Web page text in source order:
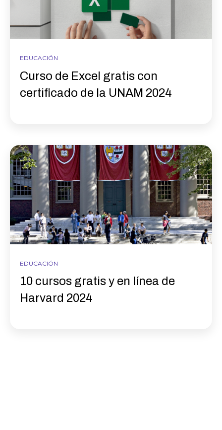
EDUCACIÓN
Curso de Excel gratis con
certificado de la UNAM 2024
EDUCACIÓN
10 cursos gratis y en línea de
Harvard 2024